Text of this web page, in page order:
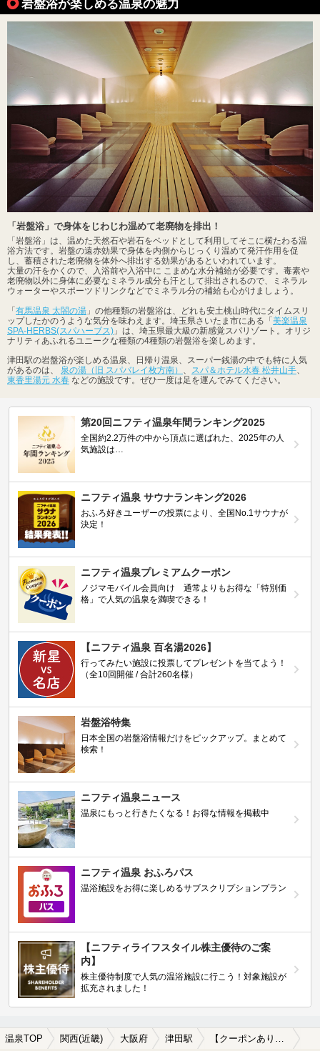
岩盤浴が楽しめる温泉の魅力
「岩盤浴」で身体をじわじわ温めて老廃物を排出！
「岩盤浴」は、温めた天然石や岩石をベッドとして利用してそこに横たわる温
浴方法です。岩盤の遠赤効果で身体を内側からじっくり温めて発汗作用を促
し、蓄積された老廃物を体外へ排出する効果があるといわれています。
大量の汗をかくので、入浴前や入浴中に こまめな水分補給が必要です。毒素や
老廃物以外に身体に必要なミネラル成分も汗として排出されるので、ミネラル
ウォーターやスポーツドリンクなどでミネラル分の補給も心がけましょう。
「 有馬温泉 太閤の湯 」の他種類の岩盤浴は、どれも安土桃山時代にタイムスリ
ップしたかのうような気分を味わえます。埼玉県さいたま市にある「 美楽温泉
SPA-HERBS(スパハーブス) 」は、埼玉県最大級の新感覚スパリゾート。オリジ
ナリティあふれるユニークな種類の4種類の岩盤浴を楽しめます。
津田駅の岩盤浴が楽しめる温泉、日帰り温泉、スーパー銭湯の中でも特に人気
があるのは、 泉の湯（旧 スパバレイ枚方南） 、 スパ＆ホテル水春 松井山手、
東香里湯元 水春 などの施設です。ぜひ一度は足を運んでみてください。
第20回ニフティ温泉年間ランキング2025
全国約2.2万件の中から頂点に選ばれた、2025年の人
気施設は…
ニフティ温泉 サウナランキング2026
おふろ好きユーザーの投票により、全国No.1サウナが
決定！
ニフティ温泉プレミアムクーポン
ノジマモバイル会員向け 通常よりもお得な「特別価
格」で人気の温泉を満喫できる！
【ニフティ温泉 百名湯2026】
行ってみたい施設に投票してプレゼントを当てよう！
（全10回開催 / 合計260名様）
岩盤浴特集
日本全国の岩盤浴情報だけをピックアップ。まとめて
検索！
ニフティ温泉ニュース
温泉にもっと行きたくなる！お得な情報を掲載中
ニフティ温泉 おふろパス
温浴施設をお得に楽しめるサブスクリプションプラン
【ニフティライフスタイル株主優待のご案
内】
株主優待制度で人気の温浴施設に行こう！対象施設が
拡充されました！
温泉TOP 関西(近畿) 大阪府 津田駅